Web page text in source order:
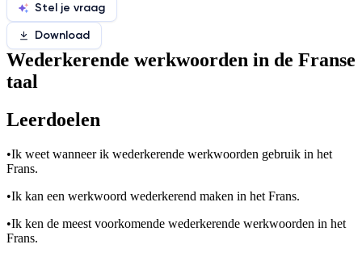
Stel je vraag
Download
Wederkerende werkwoorden in de Franse
taal
Leerdoelen
•Ik weet wanneer ik wederkerende werkwoorden gebruik in het
Frans.
•Ik kan een werkwoord wederkerend maken in het Frans.
•Ik ken de meest voorkomende wederkerende werkwoorden in het
Frans.